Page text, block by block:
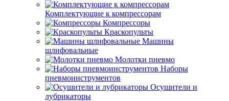
Комплектующие к компрессорам
Компрессоры
Краскопульты
Машины
шлифовальные
Молотки пневмо
Наборы
пневмоинструментов
Осушители и
лубрикаторы